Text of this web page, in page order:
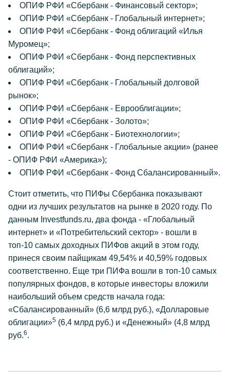
ОПИФ РФИ «Сбербанк - Финансовый сектор»;
ОПИФ РФИ «Сбербанк - Глобальный интернет»;
ОПИФ РФИ «Сбербанк - Фонд облигаций «Илья
Муромец»;
ОПИФ РФИ «Сбербанк - Фонд перспективных
облигаций»;
ОПИФ РФИ «Сбербанк - Глобальный долговой
рынок»;
ОПИФ РФИ «Сбербанк - Еврооблигации»;
ОПИФ РФИ «Сбербанк - Золото»;
ОПИФ РФИ «Сбербанк - Биотехнологии»;
ОПИФ РФИ «Сбербанк - Глобальные акции» (ранее
- ОПИФ РФИ «Америка»);
ОПИФ РФИ «Сбербанк - Фонд Сбалансированный».
Стоит отметить, что ПИФы Сбербанка показывают
одни из лучших результатов на рынке в 2020 году. По
данным Investfunds.ru, два фонда - «Глобальный
интернет» и «Потребительский сектор» - вошли в
топ-10 самых доходных ПИФов акций в этом году,
принеся своим пайщикам 49,54% и 40,59% годовых
соответственно. Еще три ПИФа вошли в топ-10 самых
популярных фондов, в которые инвесторы вложили
наибольший объем средств начала года:
«Сбалансированный» (6,6 млрд руб.), «Долларовые
облигации»5 (6,4 млрд руб.) и «Денежный» (4,8 млрд
руб.6.